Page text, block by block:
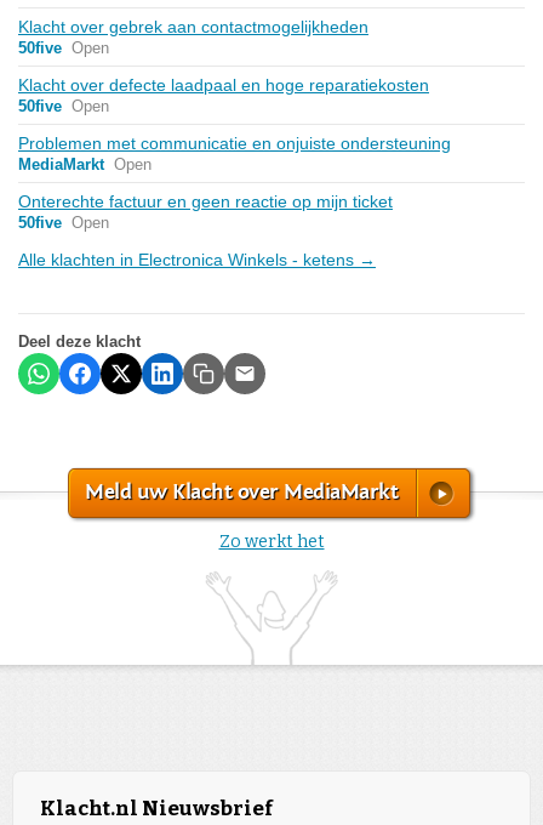
Klacht over gebrek aan contactmogelijkheden
50five Open
Klacht over defecte laadpaal en hoge reparatiekosten
50five Open
Problemen met communicatie en onjuiste ondersteuning
MediaMarkt Open
Onterechte factuur en geen reactie op mijn ticket
50five Open
Alle klachten in Electronica Winkels - ketens →
Deel deze klacht
Meld uw Klacht over MediaMarkt
Zo werkt het
Klacht.nl Nieuwsbrief